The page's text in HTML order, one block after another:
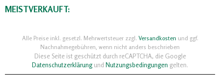
MEISTVERKAUFT:
Alle Preise inkl. gesetzl. Mehrwertsteuer zzgl. Versandkosten und ggf.
Nachnahmegebühren, wenn nicht anders beschrieben
Diese Seite ist geschützt durch reCAPTCHA, die Google
Datenschutzerklärungund Nutzungsbedingungen gelten.